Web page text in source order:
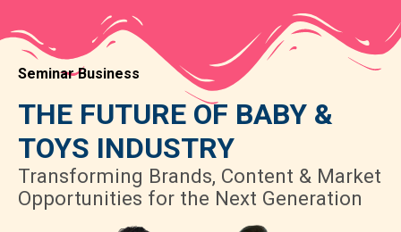
Seminar Business
THE FUTURE OF BABY &
TOYS INDUSTRY
Transforming Brands, Content & Market
Opportunities for the Next Generation